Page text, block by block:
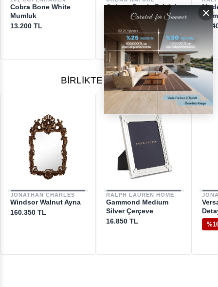
Cobra Bone White
Mumluk
13.200 TL
Culture Bowie B Adobe
Mumluk
BIRLIKTE ALINANLAR
JONATHAN CHARLES
Windsor Walnut Ayna
160.350 TL
RALPH LAUREN HOME
Gammond Medium
Silver Çerçeve
16.850 TL
×